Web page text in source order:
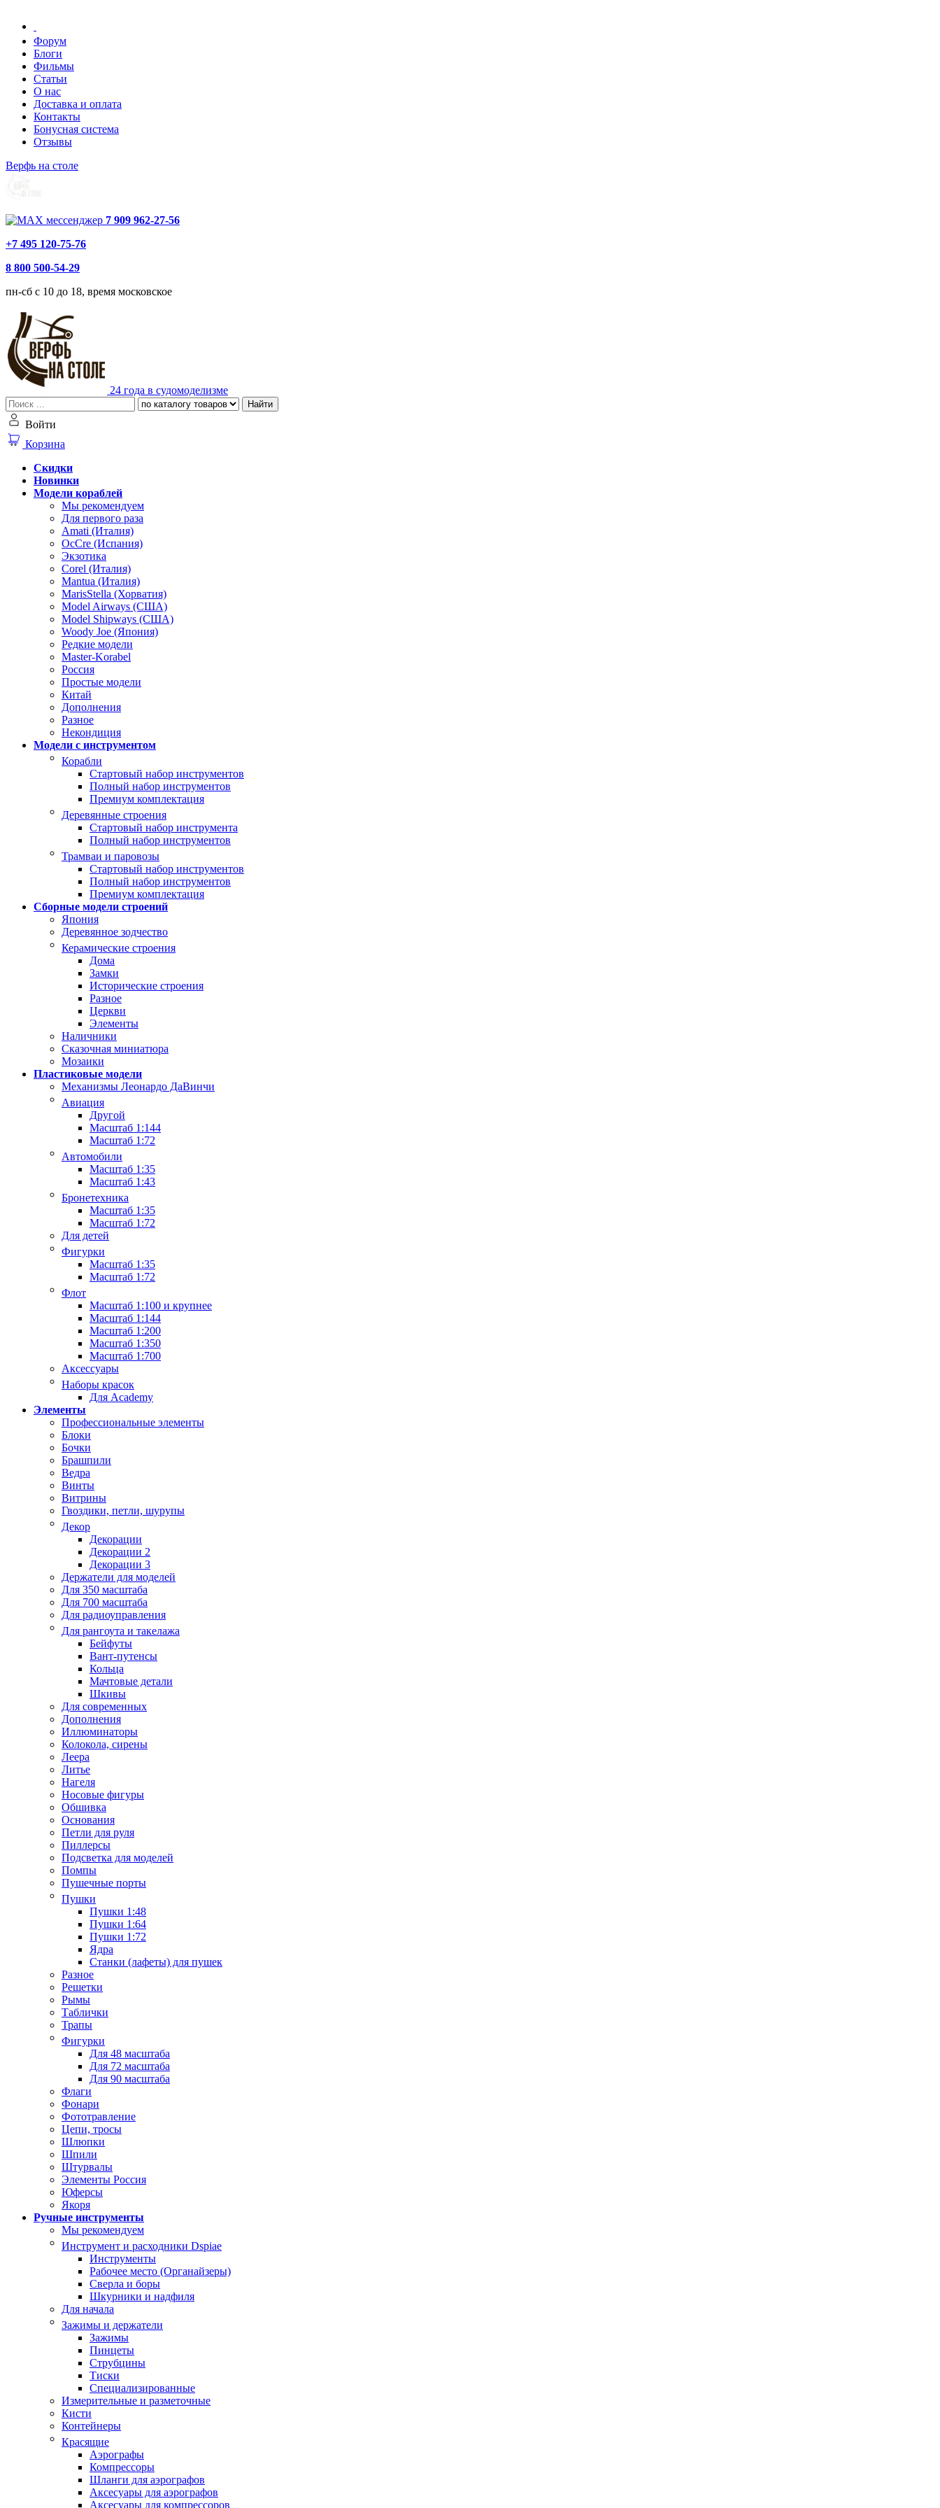
Форум
Блоги
Фильмы
Статьи
О нас
Доставка и оплата
Контакты
Бонусная система
Отзывы
Верфь на столе
7 909 962-27-56
+7 495 120-75-76
8 800 500-54-29
пн-сб с 10 до 18, время московское
24 года в судомоделизме
Найти
Войти
Корзина
Скидки
Новинки
Модели кораблей
Мы рекомендуем
Для первого раза
Amati (Италия)
OcCre (Испания)
Экзотика
Corel (Италия)
Mantua (Италия)
MarisStella (Хорватия)
Model Airways (США)
Model Shipways (США)
Woody Joe (Япония)
Редкие модели
Master-Korabel
Россия
Простые модели
Китай
Дополнения
Разное
Некондиция
Модели с инструментом
Корабли
Стартовый набор инструментов
Полный набор инструментов
Премиум комплектация
Деревянные строения
Стартовый набор инструмента
Полный набор инструментов
Трамваи и паровозы
Стартовый набор инструментов
Полный набор инструментов
Премиум комплектация
Сборные модели строений
Япония
Деревянное зодчество
Керамические строения
Дома
Замки
Исторические строения
Разное
Церкви
Элементы
Наличники
Сказочная миниатюра
Мозаики
Пластиковые модели
Механизмы Леонардо ДаВинчи
Авиация
Другой
Масштаб 1:144
Масштаб 1:72
Автомобили
Масштаб 1:35
Масштаб 1:43
Бронетехника
Масштаб 1:35
Масштаб 1:72
Для детей
Фигурки
Масштаб 1:35
Масштаб 1:72
Флот
Масштаб 1:100 и крупнее
Масштаб 1:144
Масштаб 1:200
Масштаб 1:350
Масштаб 1:700
Аксессуары
Наборы красок
Для Academy
Элементы
Профессиональные элементы
Блоки
Бочки
Брашпили
Ведра
Винты
Витрины
Гвоздики, петли, шурупы
Декор
Декорации
Декорации 2
Декорации 3
Держатели для моделей
Для 350 масштаба
Для 700 масштаба
Для радиоуправления
Для рангоута и такелажа
Бейфуты
Вант-путенсы
Кольца
Мачтовые детали
Шкивы
Для современных
Дополнения
Иллюминаторы
Колокола, сирены
Леера
Литье
Нагеля
Носовые фигуры
Обшивка
Основания
Петли для руля
Пиллерсы
Подсветка для моделей
Помпы
Пушечные порты
Пушки
Пушки 1:48
Пушки 1:64
Пушки 1:72
Ядра
Станки (лафеты) для пушек
Разное
Решетки
Рымы
Таблички
Трапы
Фигурки
Для 48 масштаба
Для 72 масштаба
Для 90 масштаба
Флаги
Фонари
Фототравление
Цепи, тросы
Шлюпки
Шпили
Штурвалы
Элементы Россия
Юферсы
Якоря
Ручные инструменты
Мы рекомендуем
Инструмент и расходники Dspiae
Инструменты
Рабочее место (Органайзеры)
Сверла и боры
Шкурники и надфиля
Для начала
Зажимы и держатели
Зажимы
Пинцеты
Струбцины
Тиски
Специализированные
Измерительные и разметочные
Кисти
Контейнеры
Красящие
Аэрографы
Компрессоры
Шланги для аэрографов
Аксесуары для аэрографов
Аксесуары для компрессоров